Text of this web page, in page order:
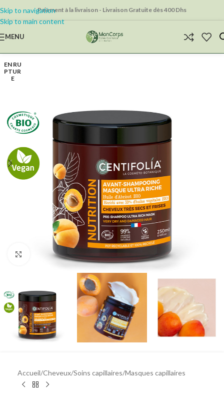
Skip to navigation
Skip to main content
Paiement à la livraison - Livraison Gratuite dès 400 Dhs
MENU
EN RU
PTUR
E
Agrandir
Accueil/Cheveux/Soins capillaires/Masques capillaires